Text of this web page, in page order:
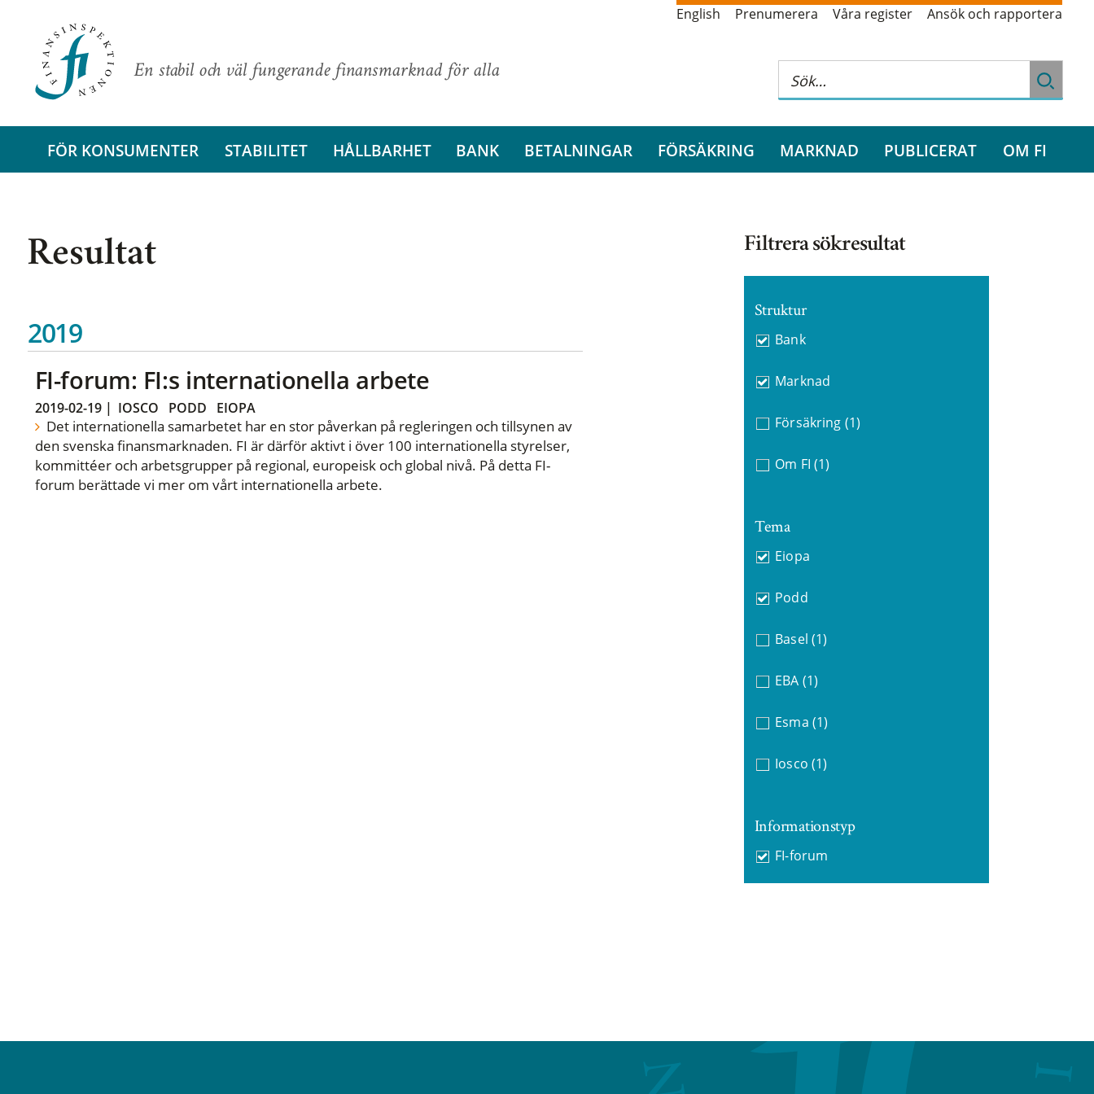
En stabil och väl fungerande finansmarknad för alla
English Prenumerera Våra register Ansök och rapportera
FÖR KONSUMENTER STABILITET HÅLLBARHET BANK BETALNINGAR FÖRSÄKRING MARKNAD PUBLICERAT OM FI
Resultat
2019
FI-forum: FI:s internationella arbete
2019-02-19| IOSCO PODD EIOPA
Det internationella samarbetet har en stor påverkan på regleringen och tillsynen av
den svenska finansmarknaden. FI är därför aktivt i över 100 internationella styrelser,
kommittéer och arbetsgrupper på regional, europeisk och global nivå. På detta FI-
forum berättade vi mer om vårt internationella arbete.
Filtrera sökresultat
Struktur
Bank
Marknad
Försäkring (1)
Om FI (1)
Tema
Eiopa
Podd
Basel (1)
EBA (1)
Esma (1)
Iosco (1)
Informationstyp
FI-forum